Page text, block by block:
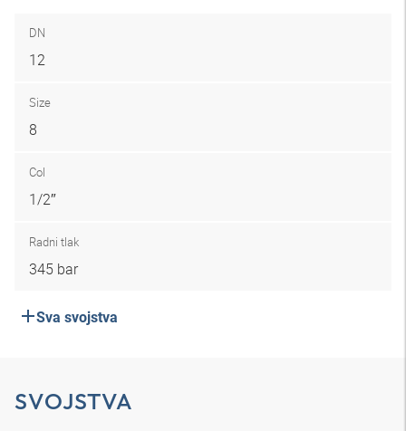
DN
12
Size
8
Col
1/2″
Radni tlak
345 bar
Sva svojstva
SVOJSTVA